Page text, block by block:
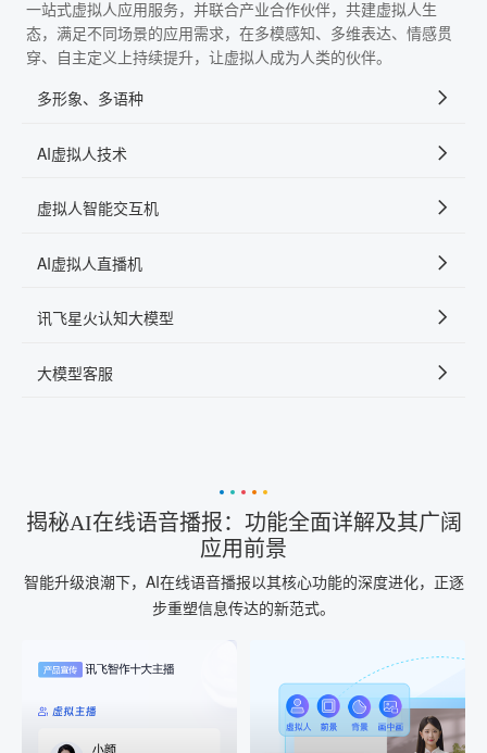
一站式虚拟人应用服务，并联合产业合作伙伴，共建虚拟人生
态，满足不同场景的应用需求，在多模感知、多维表达、情感贯
穿、自主定义上持续提升，让虚拟人成为人类的伙伴。
多形象、多语种
AI虚拟人技术
虚拟人智能交互机
AI虚拟人直播机
讯飞星火认知大模型
大模型客服
揭秘AI在线语音播报：功能全面详解及其广阔
应用前景
智能升级浪潮下，AI在线语音播报以其核心功能的深度进化，正逐
步重塑信息传达的新范式。
AI配音
AI+音频
配音一键生成